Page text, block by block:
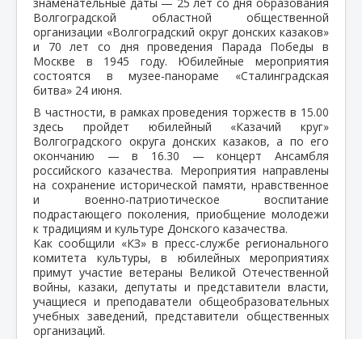
Волгоградской областной общественной
организации «Волгоградский округ донских казаков»
и 70 лет со дня проведения Парада Победы в
Москве в 1945 году. Юбилейные мероприятия
состоятся в музее-панораме «Сталинградская
битва» 24 июня.
В частности, в рамках проведения торжеств в 15.00
здесь пройдет юбилейный «Казачий круг»
Волгоградского округа донских казаков, а по его
окончанию — в 16.30 — концерт Ансамбля
российского казачества. Мероприятия направлены
на сохранение исторической памяти, нравственное
и военно-патриотическое воспитание
подрастающего поколения, приобщение молодежи
к традициям и культуре Донского казачества.
Как сообщили «КЗ» в пресс-службе регионального
комитета культуры, в юбилейных мероприятиях
примут участие ветераны Великой Отечественной
войны, казаки, депутаты и представители власти,
учащиеся и преподаватели общеобразовательных
учебных заведений, представители общественных
организаций.